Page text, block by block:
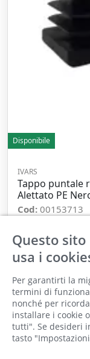
Il punto vendita,
saranno chiusi
2026 compresi.
Disponibile
IVARS
Tappo puntale
Alettato PE
Cod: 00153713
−
Questo sito
usa i
Per garantirti la
termini di
nonché per
installare i cookie
tutti". Se desideri
tasto